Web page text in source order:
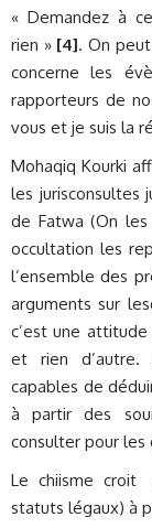
« Demandez à
rien »[4]. On
concerne les
rapporteurs de
vous et je suis la
Mohaqiq Kourki
les jurisconsultes
de Fatwa (On
occultation les
l’ensemble des
arguments sur
c’est une
et rien d’autre.
capables de
à partir des
consulter pour les
Le chiisme croit
statuts légaux) à